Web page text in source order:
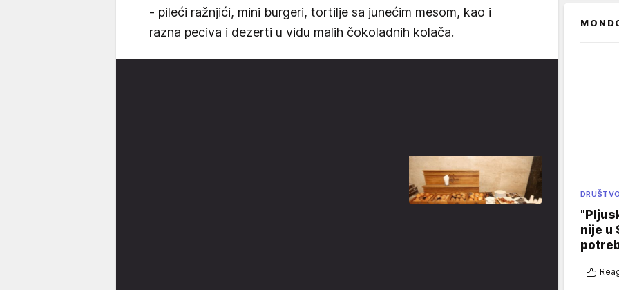
- pileći ražnjići, mini burgeri, tortilje sa junećim mesom, kao i
razna peciva i dezerti u vidu malih čokoladnih kolača.
DRUŠTVO
nije u